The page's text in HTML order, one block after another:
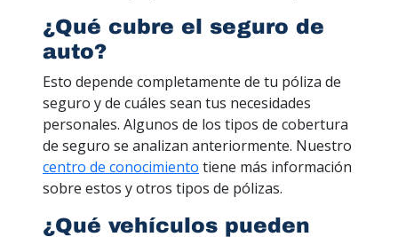
¿Qué cubre el seguro de
auto?
Esto depende completamente de tu póliza de
seguro y de cuáles sean tus necesidades
personales. Algunos de los tipos de cobertura
de seguro se analizan anteriormente. Nuestro
centro de conocimiento tiene más información
sobre estos y otros tipos de pólizas.
¿Qué vehículos pueden